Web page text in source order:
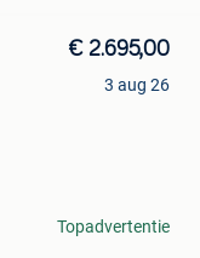
€ 2.695,00
3 aug 26
Topadvertentie